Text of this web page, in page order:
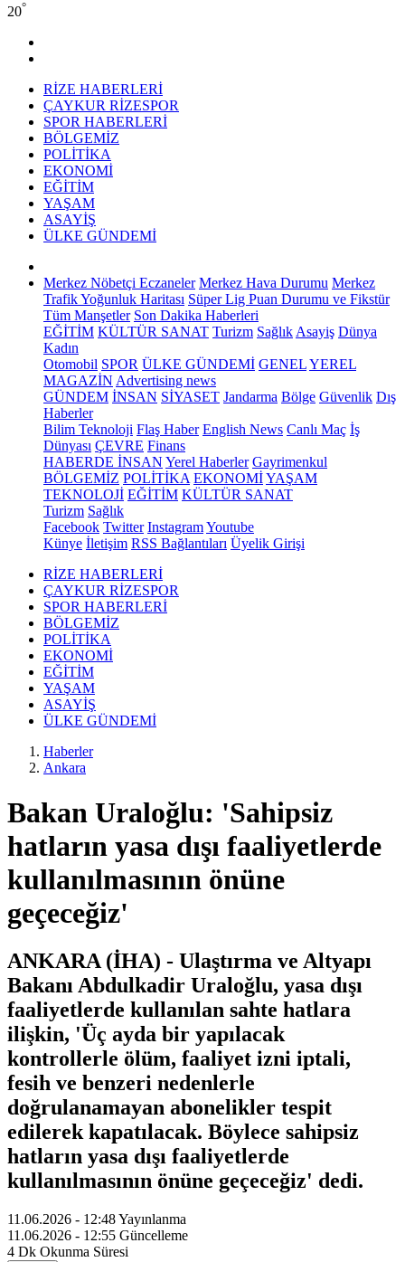
20°
RİZE HABERLERİ
ÇAYKUR RİZESPOR
SPOR HABERLERİ
BÖLGEMİZ
POLİTİKA
EKONOMİ
EĞİTİM
YAŞAM
ASAYİŞ
ÜLKE GÜNDEMİ
Merkez Nöbetçi Eczaneler Merkez Hava Durumu Merkez
Trafik Yoğunluk Haritası Süper Lig Puan Durumu ve Fikstür
Tüm Manşetler Son Dakika Haberleri
EĞİTİM KÜLTÜR SANAT Turizm Sağlık Asayiş Dünya
Kadın
Otomobil SPOR ÜLKE GÜNDEMİ GENELYEREL
MAGAZİN Advertising news
GÜNDEM İNSAN SİYASET Jandarma Bölge Güvenlik Dış
Haberler
Bilim Teknoloji Flaş Haber English News Canlı Maç İş
Dünyası ÇEVRE Finans
HABERDE İNSAN Yerel Haberler Gayrimenkul
BÖLGEMİZ POLİTİKA EKONOMİYAŞAM
TEKNOLOJİ EĞİTİM KÜLTÜR SANAT
Turizm Sağlık
Facebook Twitter InstagramYoutube
Künye İletişim RSS Bağlantıları Üyelik Girişi
RİZE HABERLERİ
ÇAYKUR RİZESPOR
SPOR HABERLERİ
BÖLGEMİZ
POLİTİKA
EKONOMİ
EĞİTİM
YAŞAM
ASAYİŞ
ÜLKE GÜNDEMİ
Haberler
Ankara
Bakan Uraloğlu: 'Sahipsiz
hatların yasa dışı faaliyetlerde
kullanılmasının önüne
geçeceğiz'
ANKARA (İHA) - Ulaştırma ve Altyapı
Bakanı Abdulkadir Uraloğlu, yasa dışı
faaliyetlerde kullanılan sahte hatlara
ilişkin, 'Üç ayda bir yapılacak
kontrollerle ölüm, faaliyet izni iptali,
fesih ve benzeri nedenlerle
doğrulanamayan abonelikler tespit
edilerek kapatılacak. Böylece sahipsiz
hatların yasa dışı faaliyetlerde
kullanılmasının önüne geçeceğiz' dedi.
11.06.2026 - 12:48Yayınlanma
11.06.2026 - 12:55 Güncelleme
4 Dk Okunma Süresi